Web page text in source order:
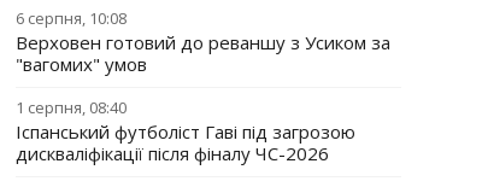
6 серпня, 10:08
Верховен готовий до реваншу з Усиком за
"вагомих" умов
1 серпня, 08:40
Іспанський футболіст Гаві під загрозою
дискваліфікації після фіналу ЧС-2026